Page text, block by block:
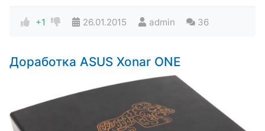
+1 26.01.2015 admin 36
Доработка ASUS Xonar ONE